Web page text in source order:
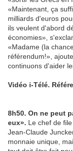
«Maintenant, ça
milliards d'euros
ils veulent d'abord
économies»,
«Madame (la
référendum!»,
continuons d'aider
Vidéo i-Télé.
8h50. On ne peut
eux». Le chef de
Jean-Claude
monnaie unique,